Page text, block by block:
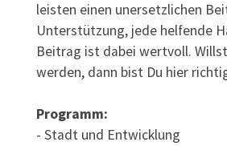
leisten einen unersetzlichen
Unterstützung, jede helfende
Beitrag ist dabei wertvoll.
werden, dann bist Du hier
Programm:
- Stadt und Entwicklung